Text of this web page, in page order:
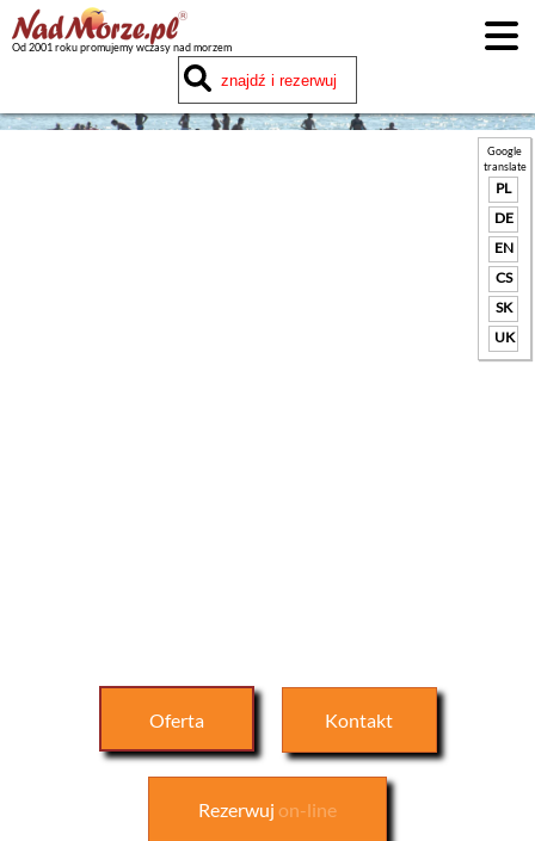
Od 2001 roku promujemy wczasy nad morzem
Google
translate
PL
DE
EN
CS
SK
UK
Oferta Kontakt
Rezerwuj on-line